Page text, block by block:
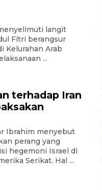
langit
Fitri berangsur
Kelurahan Arab
...
terhadap Iran
Ibrahim menyebut
perang yang
hegemoni Israel di
Serikat. Hal ...